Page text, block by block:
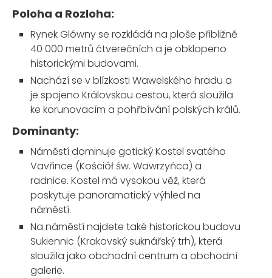
Poloha a Rozloha:
Rynek Glówny se rozkládá na ploše přibližně
40 000 metrů čtverečních a je obklopeno
historickými budovami.
Nachází se v blízkosti Wawelského hradu a
je spojeno Královskou cestou, která sloužila
ke korunovacím a pohřbívání polských králů.
Dominanty:
Náměstí dominuje gotický Kostel svatého
Vavřince (Kościół św. Wawrzyńca) a
radnice. Kostel má vysokou věž, která
poskytuje panoramatický výhled na
náměstí.
Na náměstí najdete také historickou budovu
Sukiennic (Krakovský suknářský trh), která
sloužila jako obchodní centrum a obchodní
galerie.